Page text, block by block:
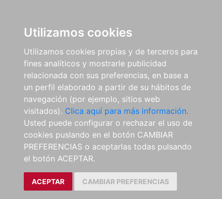
Utilizamos cookies
Utilizamos cookies propias y de terceros para
fines analíticos y mostrarle publicidad
relacionada con sus preferencias, en base a
un perfil elaborado a partir de su hábitos de
navegación (por ejemplo, sitios web
visitados). Clica aquí para más información.
Usted puede configurar o rechazar el uso de
cookies puslando en el botón CAMBIAR
PREFERENCIAS o aceptarlas todas pulsando
el botón ACEPTAR.
ACEPTAR CAMBIAR PREFERENCIAS